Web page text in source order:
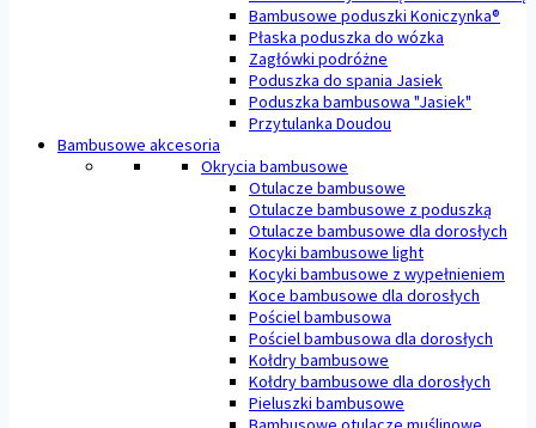
Bambusowe poduszki Koniczynka®
Płaska poduszka do wózka
Zagłówki podróżne
Poduszka do spania Jasiek
Poduszka bambusowa "Jasiek"
Przytulanka Doudou
Bambusowe akcesoria
Okrycia bambusowe
Otulacze bambusowe
Otulacze bambusowe z poduszką
Otulacze bambusowe dla dorosłych
Kocyki bambusowe light
Kocyki bambusowe z wypełnieniem
Koce bambusowe dla dorosłych
Pościel bambusowa
Pościel bambusowa dla dorosłych
Kołdry bambusowe
Kołdry bambusowe dla dorosłych
Pieluszki bambusowe